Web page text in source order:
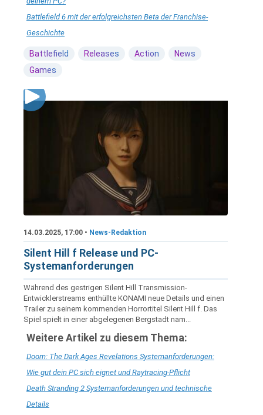
Battlefield 6 mit der erfolgreichsten Beta der Franchise-
Geschichte
Battlefield Releases Action
News
Games
14.03.2025, 17:00 • News-Redaktion
Silent Hill f Release und PC-
Systemanforderungen
Während des gestrigen Silent Hill Transmission-
Entwicklerstreams enthüllte KONAMI neue Details und einen
Trailer zu seinem kommenden Horrortitel Silent Hill f. Das
Spiel spielt in einer abgelegenen Bergstadt nam...
Weitere Artikel zu diesem Thema:
Doom: The Dark Ages Revelations Systemanforderungen:
Wie gut dein PC sich eignet und Raytracing-Pflicht
Death Stranding 2 Systemanforderungen und technische
Details